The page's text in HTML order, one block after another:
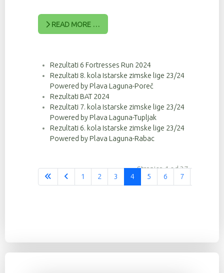
READ MORE …
Rezultati 6 Fortresses Run 2024
Rezultati 8. kola Istarske zimske lige 23/24
Powered by Plava Laguna-Poreč
Rezultati BAT 2024
Rezultati 7. kola Istarske zimske lige 23/24
Powered by Plava Laguna-Tupljak
Rezultati 6. kola Istarske zimske lige 23/24
Powered by Plava Laguna-Rabac
Stranica 4 od 37
1
2 3 4 5 6 7